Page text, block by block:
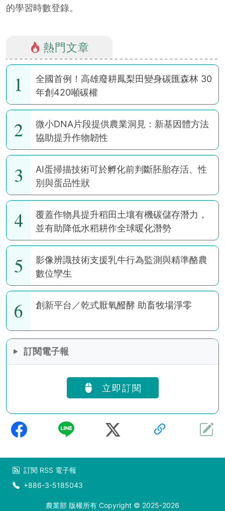
的學習時數登錄。
熱門文章
1
全國首例！高雄廢耕鳳梨田變身碳匯森林 30
年創420噸碳權
2
微小DNA片段提供農業洞見：新基因體方法
協助提升作物韌性
3
AI蛋掃描技術可於孵化前判斷胚胎存活、性
別與蛋品性狀
4
覆蓋作物具提升稻田土壤有機碳儲存潛力，
並有助降低水稻耕作全球暖化潛勢
5
影像辨識技術支援乳牛行為監測與精準酪農
數位孿生
6 創新平台／乾式厭氧醱酵 助畜牧場淨零
訂閱電子報
立即訂閱
訂閱 RSS 電子報
+886-3-5185043
農業部 版權所有 Copyright © 2025-2026